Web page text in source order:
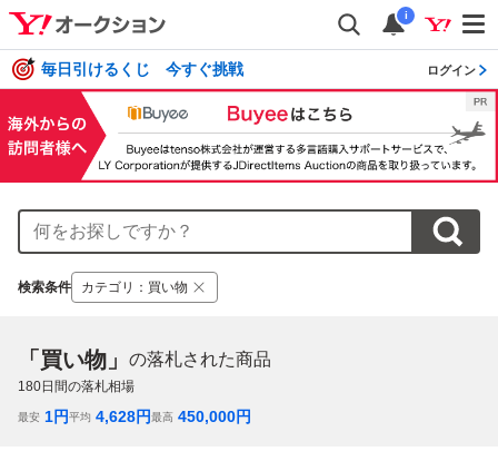
i
毎日引けるくじ 今すぐ挑戦 ログイン
検索条件 カテゴリ ： 買い物
「買い物」 の落札された商品
180日間の落札相場
最安 1円平均 4,628円最高 450,000円